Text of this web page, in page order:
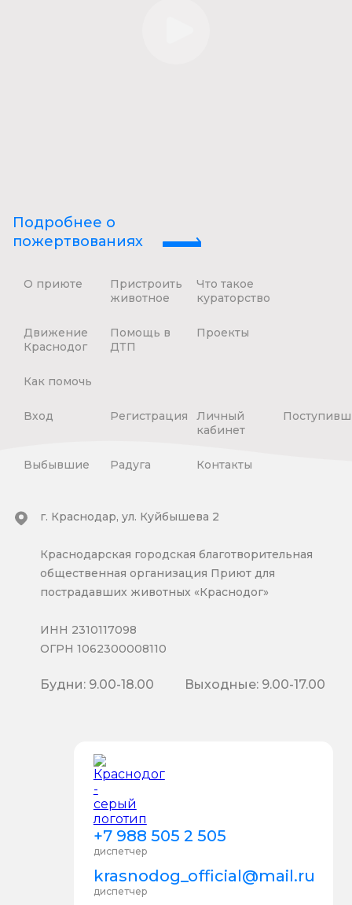
Подробнее о
пожертвованиях
О приюте
Пристроить
животное
Что такое
кураторство
Движение
Краснодог
Помощь в
ДТП
Проекты
Как помочь
Вход Регистрация
Личный
кабинет
Выбывшие Радуга Контакты
+7 988 505 2 505
диспетчер
krasnodog_official@mail.ru
диспетчер
г. Краснодар, ул. Куйбышева 2
Краснодарская городская благотворительная
общественная организация Приют для
пострадавших животных «Краснодог»
ИНН 2310117098
ОГРН 1062300008110
Будни: 9.00-18.00 Выходные: 9.00-17.00